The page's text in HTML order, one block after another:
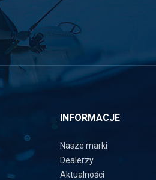
INFORMACJE
Nasze marki
Dealerzy
Aktualności